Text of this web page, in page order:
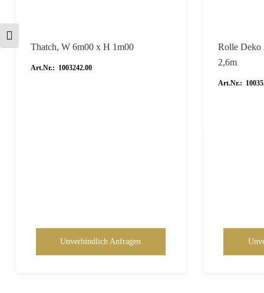
Schrift vergrößern
Thatch, W 6m00 x H 1m00
Art.Nr.: 1003242.00
Unverbindlich Anfragen
Rolle Deko
2,6m
Art.Nr.: